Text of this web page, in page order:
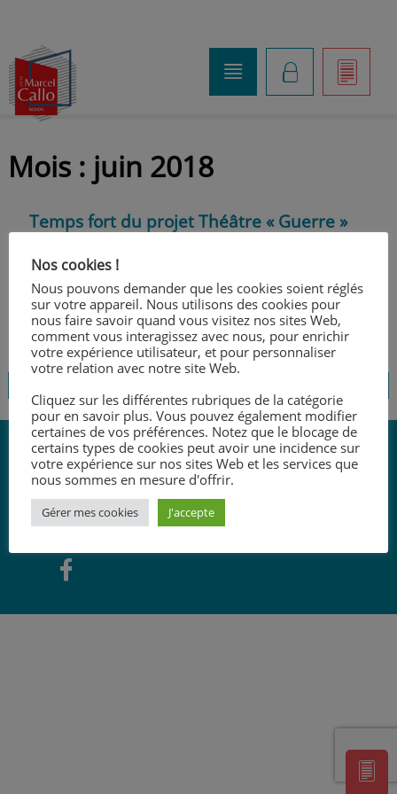
]
]
K
o
Mois : juin 2018
Temps fort du projet Théâtre « Guerre »
Mentions légales - Politique de confidentialité -
W agence i communication
'
Nos cookies !
Nous pouvons demander que les cookies soient réglés
sur votre appareil. Nous utilisons des cookies pour
nous faire savoir quand vous visitez nos sites Web,
comment vous interagissez avec nous, pour enrichir
votre expérience utilisateur, et pour personnaliser
votre relation avec notre site Web.
Cliquez sur les différentes rubriques de la catégorie
pour en savoir plus. Vous pouvez également modifier
certaines de vos préférences. Notez que le blocage de
certains types de cookies peut avoir une incidence sur
votre expérience sur nos sites Web et les services que
nous sommes en mesure d'offrir.
Gérer mes cookies J'accepte